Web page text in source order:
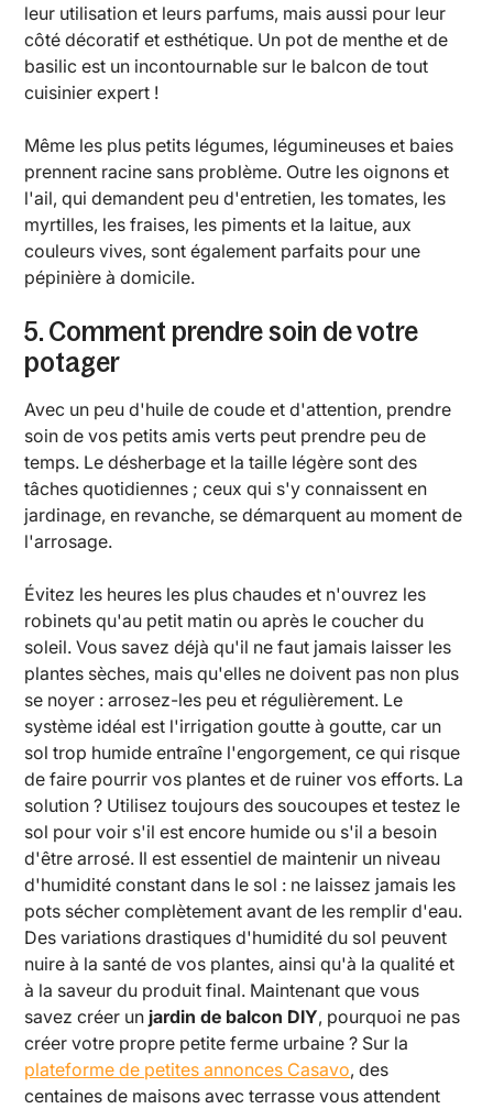
leur utilisation et leurs parfums, mais aussi pour leur
côté décoratif et esthétique. Un pot de menthe et de
basilic est un incontournable sur le balcon de tout
cuisinier expert !
Même les plus petits légumes, légumineuses et baies
prennent racine sans problème. Outre les oignons et
l'ail, qui demandent peu d'entretien, les tomates, les
myrtilles, les fraises, les piments et la laitue, aux
couleurs vives, sont également parfaits pour une
pépinière à domicile.
5. Comment prendre soin de votre
potager
Avec un peu d'huile de coude et d'attention, prendre
soin de vos petits amis verts peut prendre peu de
temps. Le désherbage et la taille légère sont des
tâches quotidiennes ; ceux qui s'y connaissent en
jardinage, en revanche, se démarquent au moment de
l'arrosage.
Évitez les heures les plus chaudes et n'ouvrez les
robinets qu'au petit matin ou après le coucher du
soleil. Vous savez déjà qu'il ne faut jamais laisser les
plantes sèches, mais qu'elles ne doivent pas non plus
se noyer : arrosez-les peu et régulièrement. Le
système idéal est l'irrigation goutte à goutte, car un
sol trop humide entraîne l'engorgement, ce qui risque
de faire pourrir vos plantes et de ruiner vos efforts. La
solution ? Utilisez toujours des soucoupes et testez le
sol pour voir s'il est encore humide ou s'il a besoin
d'être arrosé. Il est essentiel de maintenir un niveau
d'humidité constant dans le sol : ne laissez jamais les
pots sécher complètement avant de les remplir d'eau.
Des variations drastiques d'humidité du sol peuvent
nuire à la santé de vos plantes, ainsi qu'à la qualité et
à la saveur du produit final. Maintenant que vous
savez créer un jardin de balcon DIY, pourquoi ne pas
créer votre propre petite ferme urbaine ? Sur la
plateforme de petites annonces Casavo, des
centaines de maisons avec terrasse vous attendent